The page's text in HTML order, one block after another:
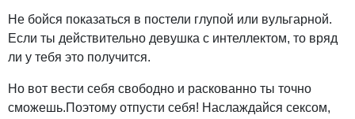
Не бойся показаться в постели глупой или вульгарной.
Если ты действительно девушка с интеллектом, то вряд
ли у тебя это получится.
Но вот вести себя свободно и раскованно ты точно
сможешь.Поэтому отпусти себя! Наслаждайся сексом,